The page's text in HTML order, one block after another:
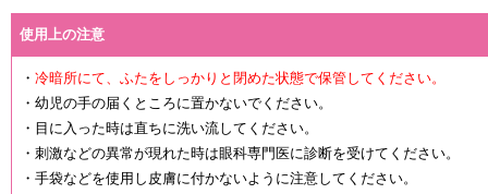
使用上の注意
・ 冷暗所にて、ふたをしっかりと閉めた状態で保管してください。
・幼児の手の届くところに置かないでください。
・目に入った時は直ちに洗い流してください。
・刺激などの異常が現れた時は眼科専門医に診断を受けてください。
・手袋などを使用し皮膚に付かないように注意してください。